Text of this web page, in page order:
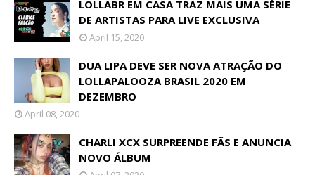
LOLLABR EM CASA TRAZ MAIS UMA SÉRIE
DE ARTISTAS PARA LIVE EXCLUSIVA
April 15, 2020
DUA LIPA DEVE SER NOVA ATRAÇÃO DO
LOLLAPALOOZA BRASIL 2020 EM
DEZEMBRO
April 08, 2020
CHARLI XCX SURPREENDE FÃS E ANUNCIA
NOVO ÁLBUM